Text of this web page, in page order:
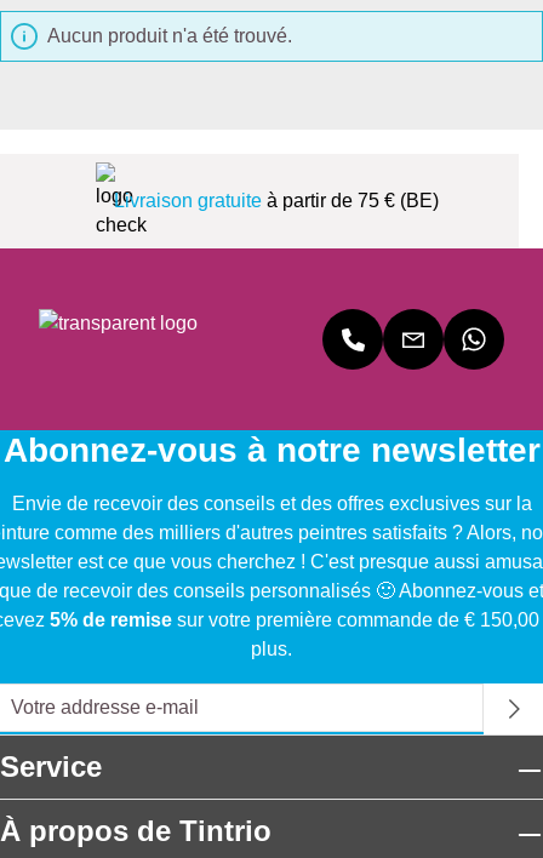
Aucun produit n'a été trouvé.
Livraison gratuiteà partir de 75 € (BE)
Abonnez-vous à notre newsletter
Envie de recevoir des conseils et des offres exclusives sur la
comme des milliers d'autres peintres satisfaits ? Alors,
est ce que vous cherchez ! C'est presque aussi
que de recevoir des conseils personnalisés 🙂 Abonnez-vous et
5% de remise sur votre première commande de € 150,00
plus.
Service
À propos de Tintrio